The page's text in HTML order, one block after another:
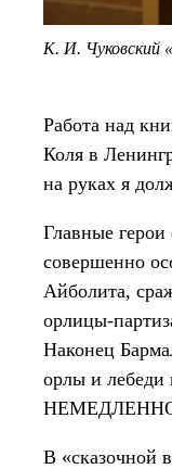
К. И. Чуковский
Работа над
Коля в
на руках я
Главные
совершенно
Айболита,
орлицы-
Наконец
орлы и
В «сказочной